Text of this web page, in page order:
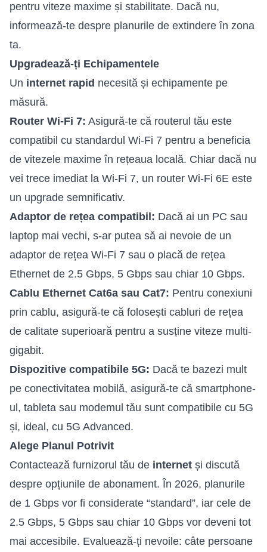
pentru viteze maxime și stabilitate. Dacă nu,
informează-te despre planurile de extindere în zona
ta.
Upgradează-ți Echipamentele
Un internet rapid necesită și echipamente pe
măsură.
Router Wi-Fi 7: Asigură-te că routerul tău este
compatibil cu standardul Wi-Fi 7 pentru a beneficia
de vitezele maxime în rețeaua locală. Chiar dacă nu
vei trece imediat la Wi-Fi 7, un router Wi-Fi 6E este
un upgrade semnificativ.
Adaptor de rețea compatibil: Dacă ai un PC sau
laptop mai vechi, s-ar putea să ai nevoie de un
adaptor de rețea Wi-Fi 7 sau o placă de rețea
Ethernet de 2.5 Gbps, 5 Gbps sau chiar 10 Gbps.
Cablu Ethernet Cat6a sau Cat7: Pentru conexiuni
prin cablu, asigură-te că folosești cabluri de rețea
de calitate superioară pentru a susține viteze multi-
gigabit.
Dispozitive compatibile 5G: Dacă te bazezi mult
pe conectivitatea mobilă, asigură-te că smartphone-
ul, tableta sau modemul tău sunt compatibile cu 5G
și, ideal, cu 5G Advanced.
Alege Planul Potrivit
Contactează furnizorul tău de internet și discută
despre opțiunile de abonament. În 2026, planurile
de 1 Gbps vor fi considerate “standard”, iar cele de
2.5 Gbps, 5 Gbps sau chiar 10 Gbps vor deveni tot
mai accesibile. Evaluează-ți nevoile: câte persoane